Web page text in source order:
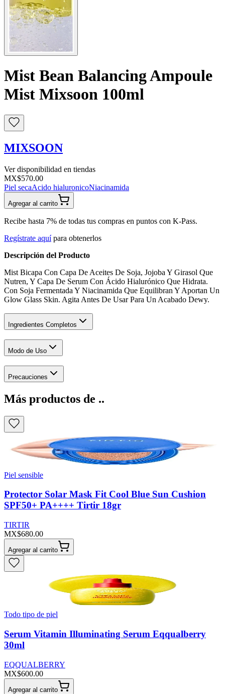
Mist Bean Balancing Ampoule
Mist Mixsoon 100ml
MIXSOON
Ver disponibilidad en tiendas
MX$570.00
Piel secaAcido hialuronicoNiacinamida
Agregar al carrito
Recibe hasta 7% de todas tus compras en puntos con K-Pass.
Regístrate aquí para obtenerlos
Descripción del Producto
Mist Bicapa Con Capa De Aceites De Soja, Jojoba Y Girasol Que
Nutren, Y Capa De Serum Con Ácido Hialurónico Que Hidrata.
Con Soja Fermentada Y Niacinamida Que Equilibran Y Aportan Un
Glow Glass Skin. Agita Antes De Usar Para Un Acabado Dewy.
Ingredientes Completos
Modo de Uso
Precauciones
Más productos de ..
Piel sensible
Protector Solar Mask Fit Cool Blue Sun Cushion
SPF50+ PA++++ Tirtir 18gr
TIRTIR
MX$680.00
Agregar al carrito
Todo tipo de piel
Serum Vitamin Illuminating Serum Eqqualberry
30ml
EQQUALBERRY
MX$600.00
Agregar al carrito